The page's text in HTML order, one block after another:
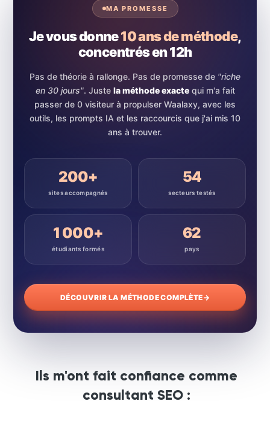
MA PROMESSE
Je vous donne10 ans de méthode,
concentrés en 12h
Pas de théorie à rallonge. Pas de promesse de "riche
en 30 jours". Juste la méthode exactequi m'a fait
passer de 0 visiteur à propulser Waalaxy, avec les
outils, les prompts IA et les raccourcis que j'ai mis 10
ans à trouver.
200+
sites accompagnés
54
secteurs testés
1 000+
étudiants formés
62
pays
DÉCOUVRIR LA MÉTHODE COMPLÈTE→
Ils m'ont fait confiance comme
consultant SEO :